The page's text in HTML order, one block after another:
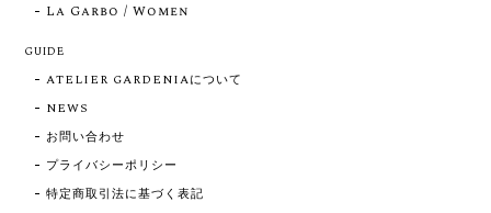
La Garbo / Women
GUIDE
ATELIER GARDENIAについて
NEWS
お問い合わせ
プライバシーポリシー
特定商取引法に基づく表記